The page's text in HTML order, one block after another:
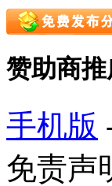
赞助商
手机版
免责声